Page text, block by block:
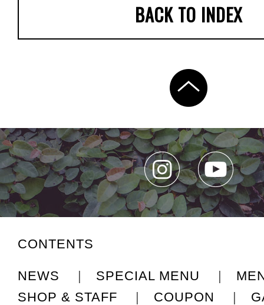
BACK TO INDEX
CONTENTS
NEWS | SPECIAL MENU |
SHOP & STAFF
| COUPON |